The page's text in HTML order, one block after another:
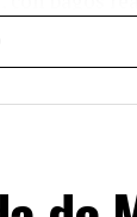
que
de
efectivo,